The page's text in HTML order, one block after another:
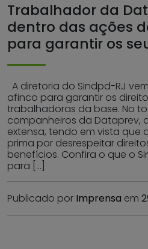
Trabalhador da
dentro das ações
para garantir os
A diretoria do Sindpd-RJ
afinco para garantir os
trabalhadoras da base. No
companheiros da Dataprev,
extensa, tendo em vista que
prima por desrespeitar
benefícios. Confira o que o
para […]
Publicado por Imprensa em